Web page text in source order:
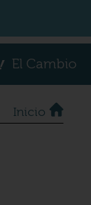
El Cambio
Inicio